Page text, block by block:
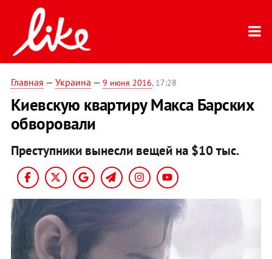
Главная — Украина — 9 июня 2016, 17:28
Киевскую квартиру Макса Барских
обворовали
Преступники вынесли вещей на $10 тыс.